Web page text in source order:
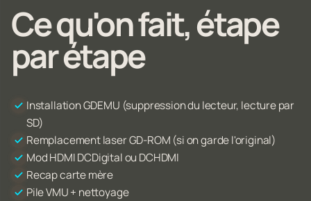
Ce qu'on fait, étape
par étape
Installation GDEMU (suppression du lecteur, lecture par
SD)
Remplacement laser GD-ROM (si on garde l'original)
Mod HDMI DCDigital ou DCHDMI
Recap carte mère
Pile VMU + nettoyage